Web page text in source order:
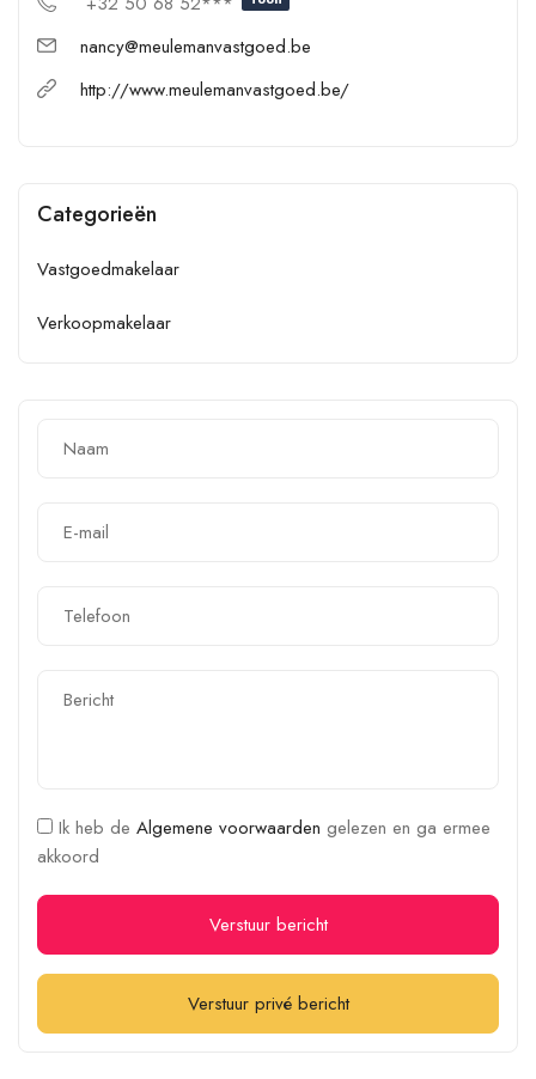
nancy@meulemanvastgoed.be
http://www.meulemanvastgoed.be/
Categorieën
Vastgoedmakelaar
Verkoopmakelaar
Ik heb de Algemene voorwaarden gelezen en ga ermee
akkoord
Verstuur bericht
Verstuur privé bericht